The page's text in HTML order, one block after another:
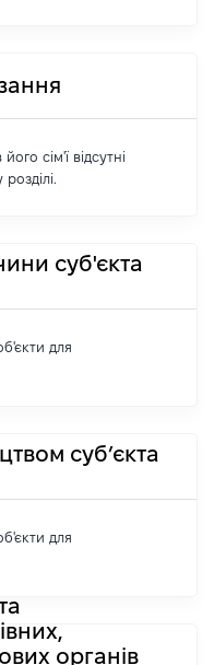
сім'ї відсутні
суб'єкта
для
суб’єкта
для
органів